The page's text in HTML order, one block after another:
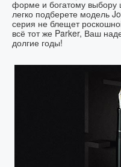
форме и богатому выбору
легко подберете модель
серия не блещет
всё тот же Parker, Ваш
долгие годы!